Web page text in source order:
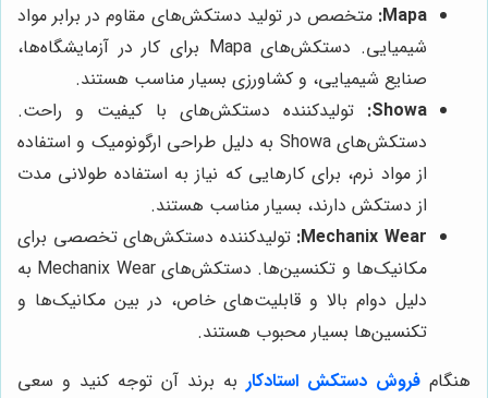
Mapa: متخصص در تولید دستکش‌های مقاوم در برابر مواد
شیمیایی. دستکش‌های Mapa برای کار در آزمایشگاه‌ها،
صنایع شیمیایی، و کشاورزی بسیار مناسب هستند.
Showa:
تولیدکننده دستکش‌های با کیفیت و راحت.
دستکش‌های Showa به دلیل طراحی ارگونومیک و استفاده
از مواد نرم، برای کارهایی که نیاز به استفاده طولانی مدت
از دستکش دارند، بسیار مناسب هستند.
Mechanix Wear: تولیدکننده دستکش‌های تخصصی برای
مکانیک‌ها و تکنسین‌ها. دستکش‌های Mechanix Wear به
دلیل دوام بالا و قابلیت‌های خاص، در بین مکانیک‌ها و
تکنسین‌ها بسیار محبوب هستند.
هنگام فروش دستکش استادکار به برند آن توجه کنید و سعی